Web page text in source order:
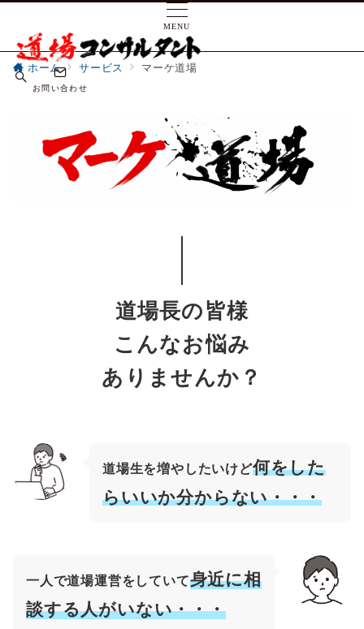
MENU
お問い合わせ
ホーム サービス マーケ道場
道場長の皆様
こんなお悩み
ありませんか？
道場生を増やしたいけど何をした
らいいか分からない・・・
一人で道場運営をしていて身近に相
談する人がいない・・・